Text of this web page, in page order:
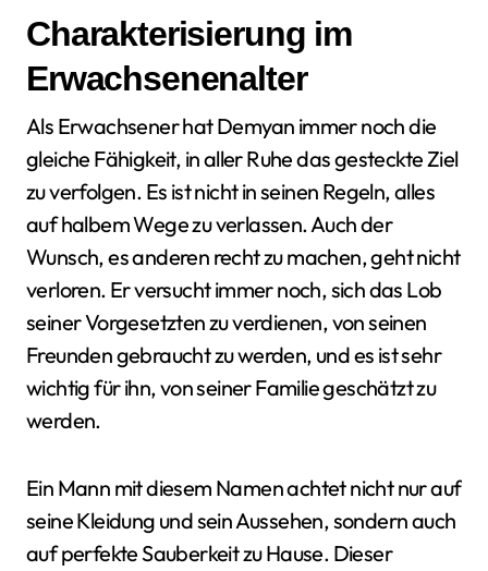
Charakterisierung im
Erwachsenenalter
Als Erwachsener hat Demyan immer noch die
gleiche Fähigkeit, in aller Ruhe das gesteckte Ziel
zu verfolgen. Es ist nicht in seinen Regeln, alles
auf halbem Wege zu verlassen. Auch der
Wunsch, es anderen recht zu machen, geht nicht
verloren. Er versucht immer noch, sich das Lob
seiner Vorgesetzten zu verdienen, von seinen
Freunden gebraucht zu werden, und es ist sehr
wichtig für ihn, von seiner Familie geschätzt zu
werden.
Ein Mann mit diesem Namen achtet nicht nur auf
seine Kleidung und sein Aussehen, sondern auch
auf perfekte Sauberkeit zu Hause. Dieser